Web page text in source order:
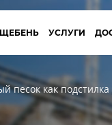
ЩЕБЕНЬ УСЛУГИ
песок как